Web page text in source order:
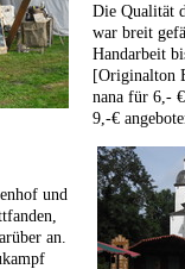
Die Qualität
war breit
Handarbeit
[Originalton
nana für 6,-
9,-€
und
an.